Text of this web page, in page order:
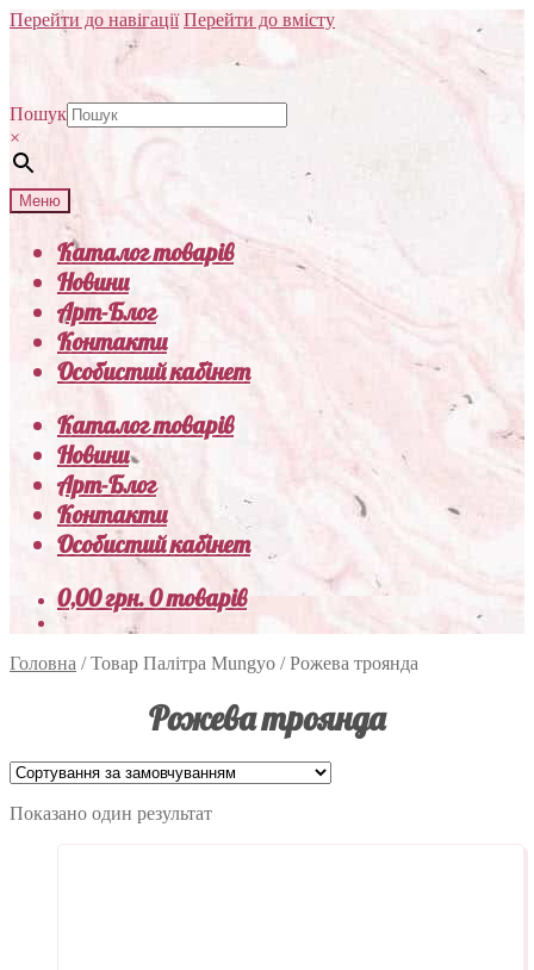
Перейти до навігації Перейти до вмісту
Пошук
×
Меню
Каталог товарів
Новини
Арт-Блог
Контакти
Особистий кабінет
Каталог товарів
Новини
Арт-Блог
Контакти
Особистий кабінет
0,00грн.0 товарів
Головна /Товар Палітра Mungyo /Рожева троянда
Рожева троянда
Показано один результат